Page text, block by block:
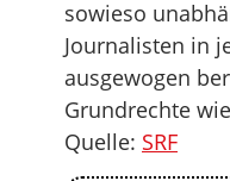
sowieso
Journalisten in
ausgewogen
Grundrechte
Quelle: SRF